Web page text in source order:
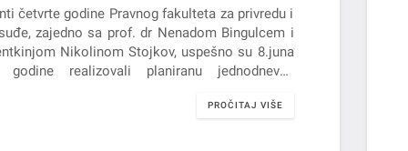
četvrte godine Pravnog fakulteta za privredu i
zajedno sa prof. dr Nenadom Bingulcem i
Nikolinom Stojkov, uspešno su 8.juna
godine realizovali planiranu jednodnevnu
PROČITAJ VIŠE